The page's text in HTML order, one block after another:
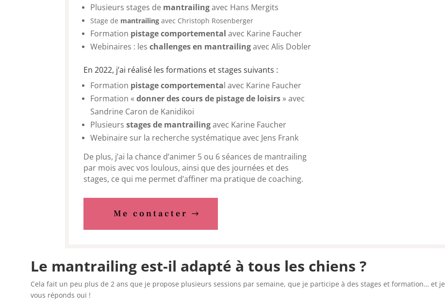
Plusieurs stages de mantrailingavec Hans Mergits
Stage de mantrailing avec Christoph Rosenberger
Formation pistage comportemental avec Karine Faucher
Webinaires : leschallenges en mantrailingavec Alis Dobler
En 2022, j’ai réalisé les formations et stages suivants :
Formation pistage comportemental avec Karine Faucher
Formation «donner des cours de pistage de loisirs » avec
Sandrine Caron de Kanidikoi
Plusieursstages de mantrailingavec Karine Faucher
Webinaire sur la recherche systématique avec Jens Frank
De plus, j’ai la chance d’animer 5 ou 6 séances de mantrailing
par mois avec vos loulous, ainsi que des journées et des
stages, ce qui me permet d’affiner ma pratique de coaching.
Me contacter
Le mantrailing est-il adapté à tous les chiens ?
Cela fait un peu plus de 2 ans que je propose plusieurs sessions par semaine, que je participe à des stages et formation… et je
vous réponds oui !